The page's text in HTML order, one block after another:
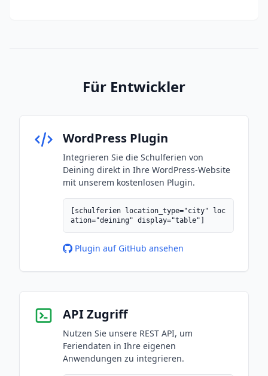
Für Entwickler
WordPress Plugin
Integrieren Sie die Schulferien von
Deining direkt in Ihre WordPress-Website
mit unserem kostenlosen Plugin.
[schulferien location_type="city" loc
ation="deining" display="table"]
Plugin auf GitHub ansehen
API Zugriff
Nutzen Sie unsere REST API, um
Feriendaten in Ihre eigenen
Anwendungen zu integrieren.